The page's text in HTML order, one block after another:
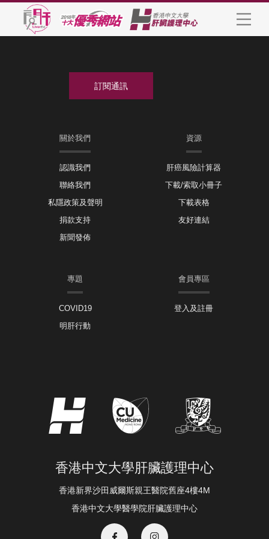
關於我們
認識我們
聯絡我們
私隱政策及聲明
捐款支持
新聞發佈
資源
肝癌風險計算器
下載/索取小冊子
下載表格
友好連結
專題
COVID19
明肝行動
會員專區
登入及註冊
香港中文大學肝臟護理中心
香港新界沙田威爾斯親王醫院舊座4樓4M
香港中文大學醫學院肝臟護理中心